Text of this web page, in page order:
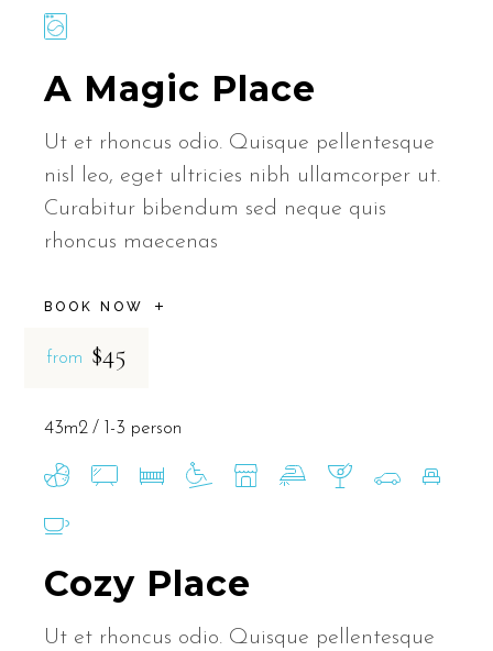
A Magic Place
Ut et rhoncus odio. Quisque pellentesque
nisl leo, eget ultricies nibh ullamcorper ut.
Curabitur bibendum sed neque quis
rhoncus maecenas
BOOK NOW
from $45
Cozy Place
Ut et rhoncus odio. Quisque pellentesque
43m2 1-3 person